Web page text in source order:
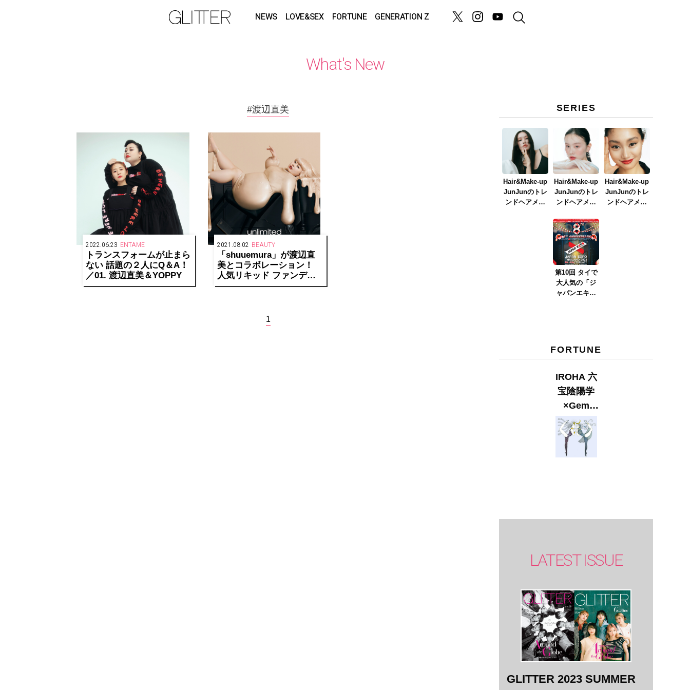
NEWS LOVE&SEX FORTUNE GENERATION Z
What's New
#渡辺直美
2022.06.23 ENTAME
トランスフォームが止まら
ない 話題の２人にQ＆A！
／01. 渡辺直美＆YOPPY
2021.08.02 BEAUTY
「shuuemura」が渡辺直
美とコラボレーション！
人気リキッド ファンデー
ション「アンリミテッド
1
SERIES
Hair&Make-up
JunJunのトレ
ンドヘアメイ
Hair&Make-up
JunJunのトレ
ンドヘアメイ
イク
ver.2023』
Hair&Make-up
JunJunのトレ
ンドヘアメイ
第10回 タイで
大人気の「ジ
ャパンエキス
FORTUNE
IROHA 六
宝陰陽学
×Gem
Muse
【GLITTER
2023
LATEST ISSUE
GLITTER 2023 SUMMER